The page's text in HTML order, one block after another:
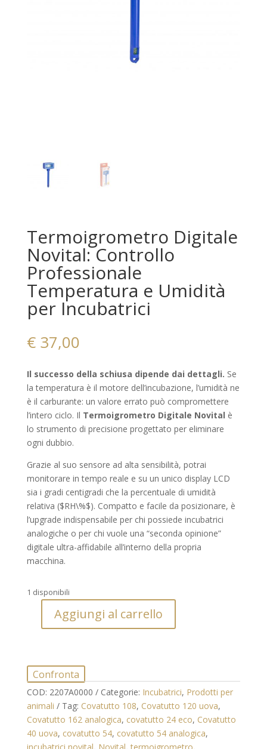
Termoigrometro Digitale
Novital: Controllo
Professionale
Temperatura e Umidità
per Incubatrici
€37,00
Il successo della schiusa dipende dai dettagli. Se
la temperatura è il motore dell’incubazione, l’umidità ne
è il carburante: un valore errato può compromettere
l’intero ciclo. Il Termoigrometro Digitale Novital è
lo strumento di precisione progettato per eliminare
ogni dubbio.
Grazie al suo sensore ad alta sensibilità, potrai
monitorare in tempo reale e su un unico display LCD
sia i gradi centigradi che la percentuale di umidità
relativa ($RH\%$). Compatto e facile da posizionare, è
l’upgrade indispensabile per chi possiede incubatrici
analogiche o per chi vuole una “seconda opinione”
digitale ultra-affidabile all’interno della propria
macchina.
1 disponibili
Termoigrometro
Professionale
Temperatura
e
Umidità
per
Incubatrici
Aggiungi al carrello
Confronta
COD: 2207A0000 Categorie: Incubatrici, Prodotti per
animali
Tag: Covatutto 108, Covatutto 120 uova,
Covatutto 162 analogica, covatutto 24 eco, Covatutto
40 uova, covatutto 54, covatutto 54 analogica,